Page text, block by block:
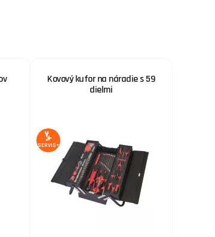
Kovový kufor na náradie s 59
dielmi
SERVIS+